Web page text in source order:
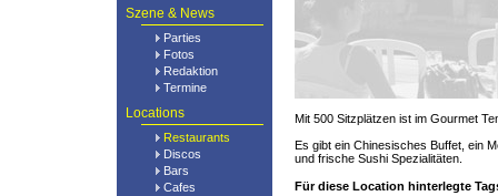
Szene & News
Parties
Fotos
Redaktion
Termine
Locations
Restaurants
Discos
Bars
Cafes
Mit 500 Sitzplätzen ist im Gourmet
Es gibt ein Chinesisches Buffet, ein
und frische Sushi Spezialitäten.
Für diese Location hinterlegte